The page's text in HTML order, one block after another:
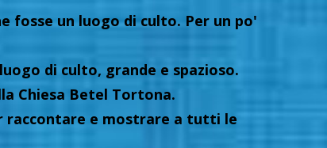
fosse un luogo di culto. Per un po'
di culto, grande e spazioso.
Chiesa Betel Tortona.
raccontare e mostrare a tutti le